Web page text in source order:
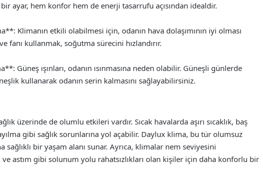
bir ayar, hem konfor hem de enerji tasarrufu açısından idealdir.
Klimanın etkili olabilmesi için, odanın hava dolaşımının iyi olması
fanı kullanmak, soğutma sürecini hızlandırır.
Güneş ışınları, odanın ısınmasına neden olabilir. Güneşli günlerde
kullanarak odanın serin kalmasını sağlayabilirsiniz.
üzerinde de olumlu etkileri vardır. Sıcak havalarda aşırı sıcaklık, baş
gibi sağlık sorunlarına yol açabilir. Daylux klima, bu tür olumsuz
bir yaşam alanı sunar. Ayrıca, klimalar nem seviyesini
astım gibi solunum yolu rahatsızlıkları olan kişiler için daha konforlu bir